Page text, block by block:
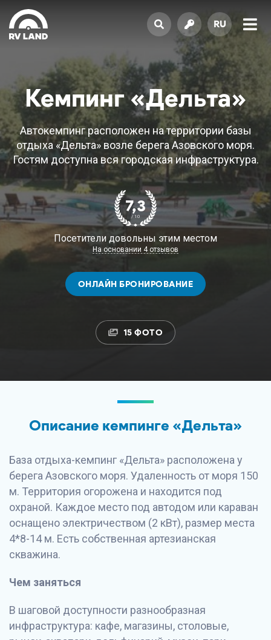
RU
Кемпинг «Дельта»
Автокемпинг расположен на территории базы
отдыха «Дельта» возле берега Азовского моря.
Гостям доступна вся городская инфраструктура.
7,3
/ 10
Посетители довольны этим местом
На основании 4 отзывов
ОНЛАЙН БРОНИРОВАНИЕ
15 ФОТО
Описание кемпинге «Дельта»
База отдыха-кемпинг «Дельта» расположена у
берега Азовского моря. Удаленность от моря 150
м. Территория огорожена и находится под
охраной. Каждое место под автодом или караван
оснащено электричеством (2 кВт), размер места
4*8-14 м. Есть собственная артезианская
скважина.
Чем заняться
В шаговой доступности разнообразная
инфраструктура: кафе, магазины, столовые,